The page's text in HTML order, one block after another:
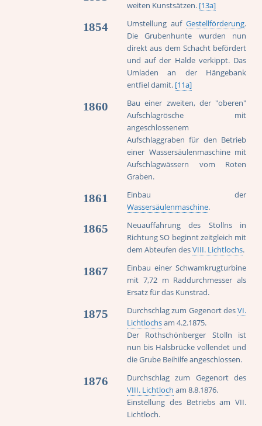
weiten Kunstsätzen. [13a]
1854 Umstellung aufGestellförderung.
Die Grubenhunte wurden nun
direkt aus dem Schacht befördert
und auf der Halde verkippt. Das
Umladen an der Hängebank
entfiel damit. [11a]
1860
Bau einer zweiten, der "oberen"
Aufschlagrösche mit
angeschlossenem
Aufschlaggraben für den Betrieb
einer Wassersäulenmaschine mit
Aufschlagwässern vom Roten
Graben.
1861
Einbau der
Wassersäulenmaschine.
1865
Neuauffahrung des Stollns in
Richtung SO beginnt zeitgleich mit
dem Abteufen desVIII. Lichtlochs.
1867
Einbau einer Schwamkrugturbine
mit 7,72 m Raddurchmesser als
Ersatz für das Kunstrad.
1875 Durchschlag zum Gegenort desVI.
Lichtlochsam 4.2.1875.
Der Rothschönberger Stolln ist
nun bis Halsbrücke vollendet und
die Grube Beihilfe angeschlossen.
1876
Durchschlag zum Gegenort des
VIII. Lichtloch am 8.8.1876.
Einstellung des Betriebs am VII.
Lichtloch.